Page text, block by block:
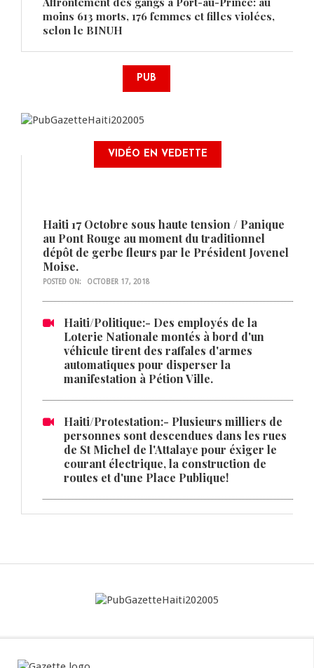
moins 613 morts, 176 femmes et filles violées,
selon le BINUH
PUB
VIDÉO EN VEDETTE
Haiti 17 Octobre sous haute tension / Panique
au Pont Rouge au moment du traditionnel
dépôt de gerbe fleurs par le Président Jovenel
Moise.
POSTED ON: OCTOBER 17, 2018
Haiti/Politique:- Des employés de la
Loterie Nationale montés à bord d'un
véhicule tirent des raffales d'armes
automatiques pour disperser la
manifestation à Pétion Ville.
Haiti/Protestation:- Plusieurs milliers de
personnes sont descendues dans les rues
de St Michel de l'Attalaye pour éxiger le
courant électrique, la construction de
routes et d'une Place Publique!